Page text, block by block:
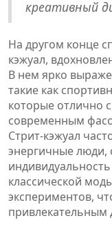
креативный
На другом конце
кэжуал,
В нем ярко
такие как
которые отлично
современным
Стрит-кэжуал
энергичные люди,
классической
экспериментов,
привлекательным